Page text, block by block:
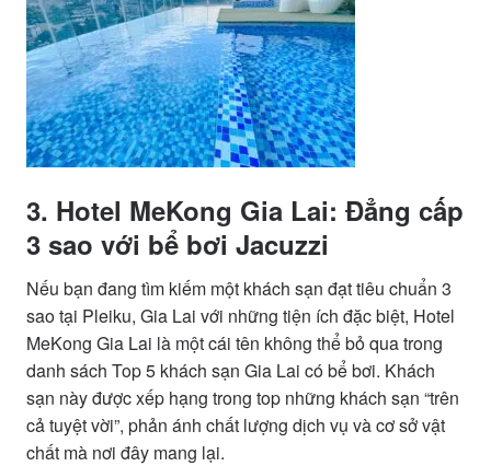
3. Hotel MeKong Gia Lai: Đẳng cấp
3 sao với bể bơi Jacuzzi
Nếu bạn đang tìm kiếm một khách sạn đạt tiêu chuẩn 3
sao tại Pleiku, Gia Lai với những tiện ích đặc biệt, Hotel
MeKong Gia Lai là một cái tên không thể bỏ qua trong
danh sách Top 5 khách sạn Gia Lai có bể bơi. Khách
sạn này được xếp hạng trong top những khách sạn “trên
cả tuyệt vời”, phản ánh chất lượng dịch vụ và cơ sở vật
chất mà nơi đây mang lại.